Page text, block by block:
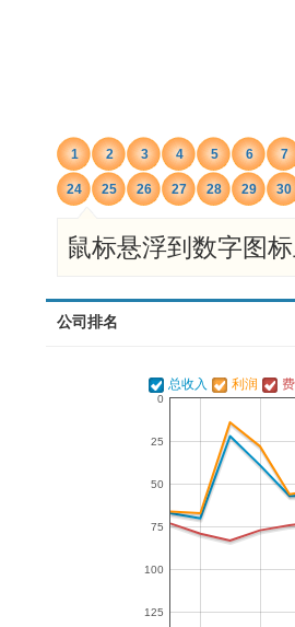
1 2 3 4 5 6 7
24 25 26 27 28 29 30
鼠标悬浮到数字图
公司排名
总收入 利润
0
25
50
75
100
125